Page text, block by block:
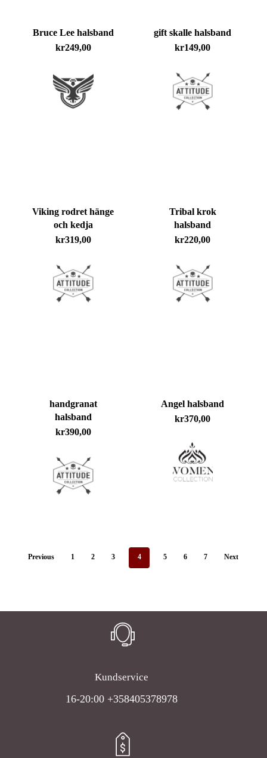
Inga produkter i varukorgen.
Bruce Lee halsband
kr249,00
gift skalle halsband
kr149,00
Viking rodret hänge
och kedja
kr319,00
Tribal krok
halsband
kr220,00
handgranat
halsband
kr390,00
Angel halsband
kr370,00
Previous 1 2 3 4 5 6 7 Next
Kundservice
16-20:00 +358405378978